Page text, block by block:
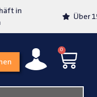
Über 15 Jahre Erfahrung
0